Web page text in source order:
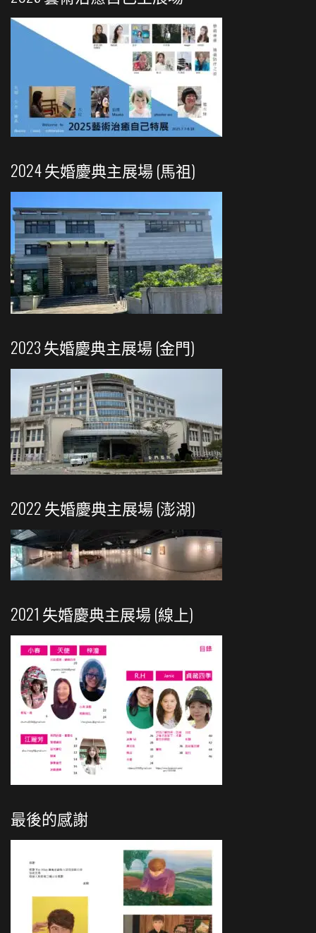
2024 失婚慶典主展場 (馬祖)
2023 失婚慶典主展場 (金門)
2022 失婚慶典主展場 (澎湖)
2021 失婚慶典主展場 (線上)
最後的感謝